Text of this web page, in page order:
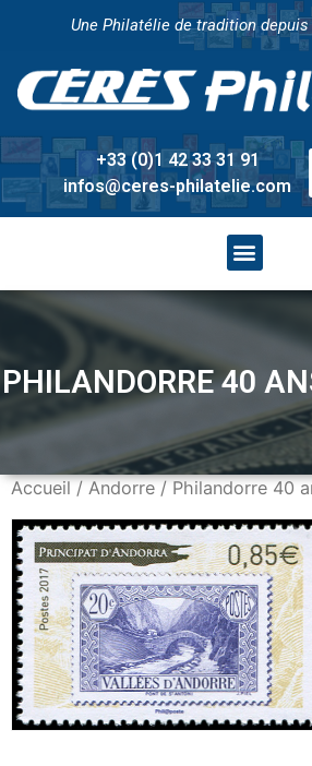
Une Philatélie de tradition
+33 (0)1 42 33 31 91
infos@ceres-philatelie.com
PHILANDORRE 40
Accueil / Andorre / Philandorre 40